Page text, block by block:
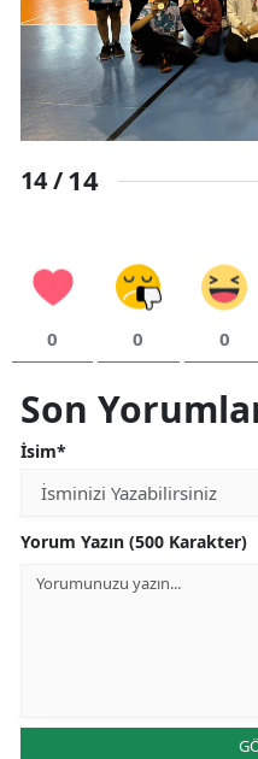
14 /14
0 0 0
Son
İsim*
Yorum Yazın (500 Karakter)